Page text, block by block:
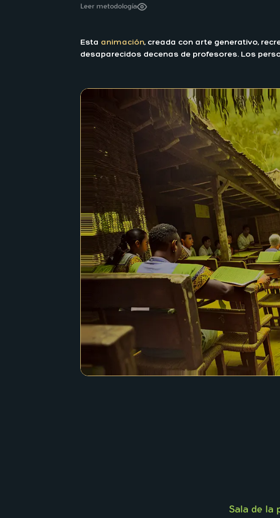
Leer metodología
Esta animación, creada con arte generativo,
desaparecidos decenas de profesores. Los
Sala de la